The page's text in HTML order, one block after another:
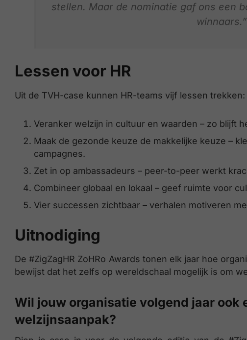
stellen. Maar de nominatie gaf ons een
winnaars.”
Lessen voor HR
Uit de TVH-case kunnen HR-teams vijf lessen trekken:
Veranker welzijn in cultuur en waarden – zo blijft
Maak de gezonde keuze de makkelijke keuze –
campagnes.
Zet in op ambassadeurs – peer-to-peer werkt
Combineer globaal en lokaal – geef ruimte voor
Vier successen zichtbaar – verhalen motiveren
Uitnodiging
De #ZigZagHR ZoHRo Awards tonen elk jaar hoe
bewijst dat het zelfs op wereldschaal mogelijk is om
Wil jouw organisatie volgend jaar
welzijnsaanpak?